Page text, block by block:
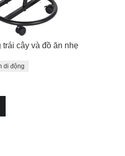
cây và đồ ăn nhẹ
di động